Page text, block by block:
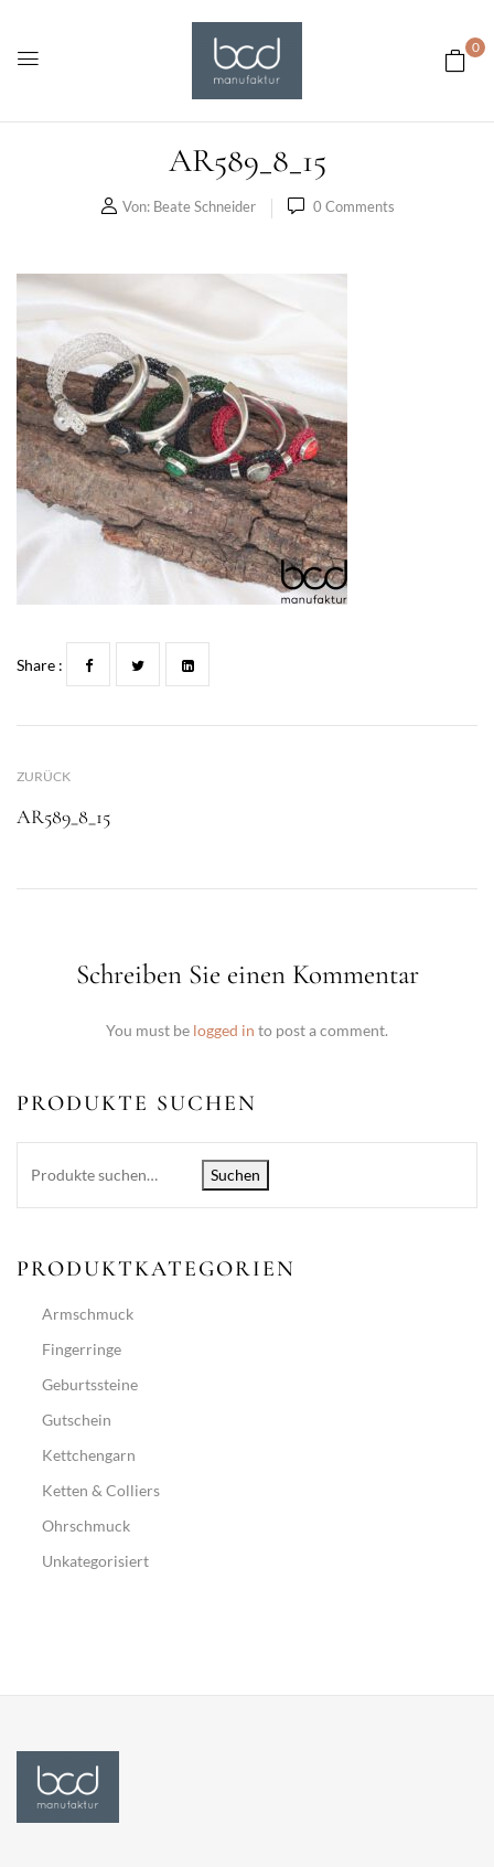
0
AR589_8_15
Von: Beate Schneider 0 Comments
PRODUKTE SUCHEN
Suchen
PRODUKTKATEGORIEN
Armschmuck
Fingerringe
Geburtssteine
Gutschein
Kettchengarn
Ketten & Colliers
Ohrschmuck
Unkategorisiert
Share :
ZURÜCK
AR589_8_15
Schreiben Sie einen Kommentar
You must be logged in to post a comment.